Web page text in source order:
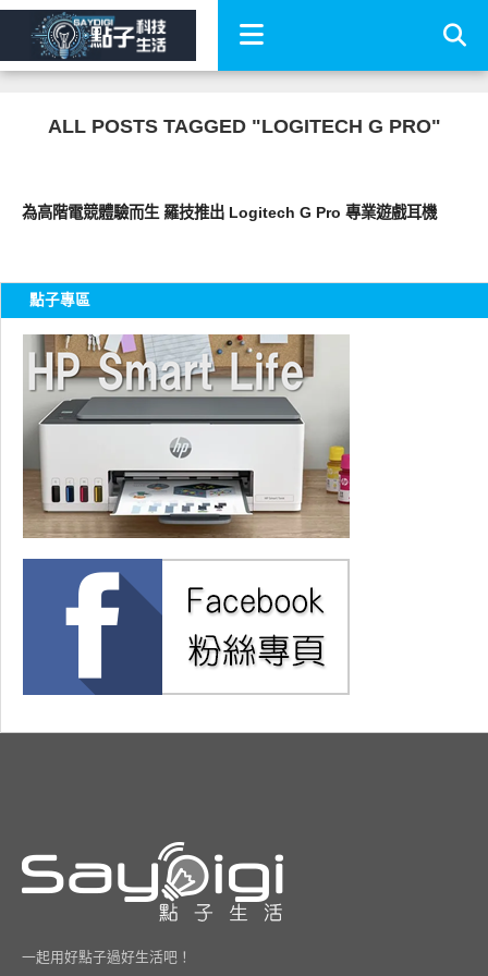
ALL POSTS TAGGED "LOGITECH G PRO"
為高階電競體驗而生 羅技推出 Logitech G Pro 專業遊戲耳機
點子專區
一起用好點子過好生活吧！